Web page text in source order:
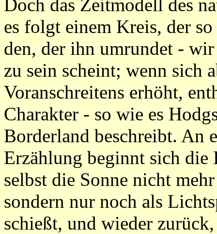
Doch das Zeitmodell des
es folgt einem Kreis, der
den, der ihn umrundet -
zu sein scheint; wenn sich
Voranschreitens erhöht,
Charakter - so wie es
Borderland beschreibt. An
Erzählung beginnt sich die
selbst die Sonne nicht
sondern nur noch als
schießt, und wieder